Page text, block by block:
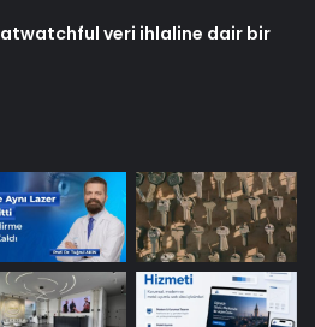
veri ihlaline dair bir